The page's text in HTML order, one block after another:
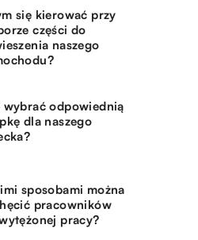
się kierować przy
części do
naszego
wybrać odpowiednią
dla naszego
sposobami można
pracowników
pracy?